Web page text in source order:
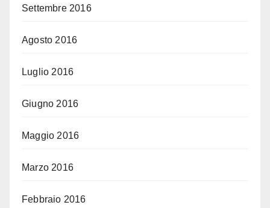
Settembre 2016
Agosto 2016
Luglio 2016
Giugno 2016
Maggio 2016
Marzo 2016
Febbraio 2016